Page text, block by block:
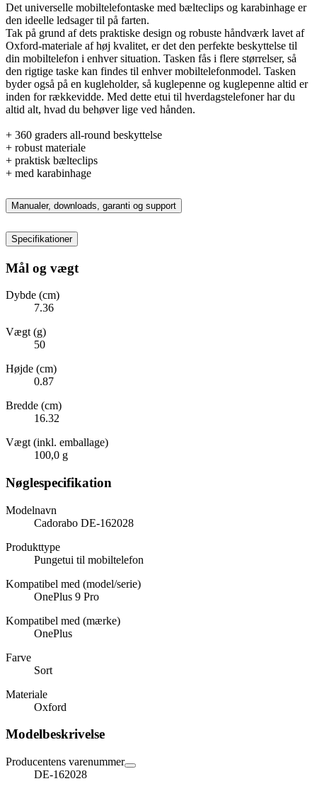
Det universelle mobiltelefontaske med bælteclips og karabinhage er
den ideelle ledsager til på farten.
Tak på grund af dets praktiske design og robuste håndværk lavet af
Oxford-materiale af høj kvalitet, er det den perfekte beskyttelse til
din mobiltelefon i enhver situation. Tasken fås i flere størrelser, så
den rigtige taske kan findes til enhver mobiltelefonmodel. Tasken
byder også på en kugleholder, så kuglepenne og kuglepenne altid er
inden for rækkevidde. Med dette etui til hverdagstelefoner har du
altid alt, hvad du behøver lige ved hånden.
+ 360 graders all-round beskyttelse
+ robust materiale
+ praktisk bælteclips
+ med karabinhage
Manualer, downloads, garanti og support
Specifikationer
Mål og vægt
Dybde (cm)
7.36
Vægt (g)
50
Højde (cm)
0.87
Bredde (cm)
16.32
Vægt (inkl. emballage)
100,0 g
Nøglespecifikation
Modelnavn
Cadorabo DE-162028
Produkttype
Pungetui til mobiltelefon
Kompatibel med (model/serie)
OnePlus 9 Pro
Kompatibel med (mærke)
OnePlus
Farve
Sort
Materiale
Oxford
Modelbeskrivelse
Producentens varenummer
DE-162028